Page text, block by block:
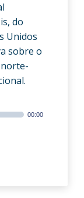
do
Unidos
sobre o
00:00